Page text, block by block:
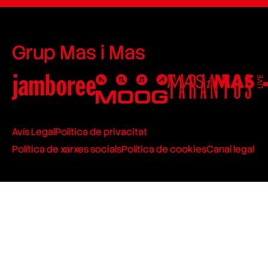
Grup Mas i Mas
Avís LegalPolítica de privacitat
Política de xarxes socialsPolítica de cookiesCanal legal